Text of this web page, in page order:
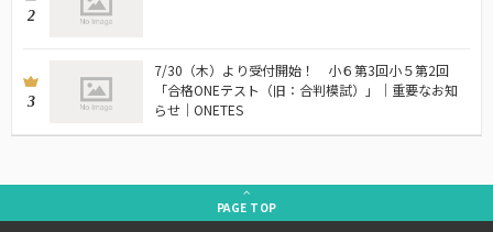
2
3
7/30（木）より受付開始！ 小６第3回小５第2回
「合格ONEテスト（旧：合判模試）」｜重要なお知
らせ｜ONETES
PAGE TOP